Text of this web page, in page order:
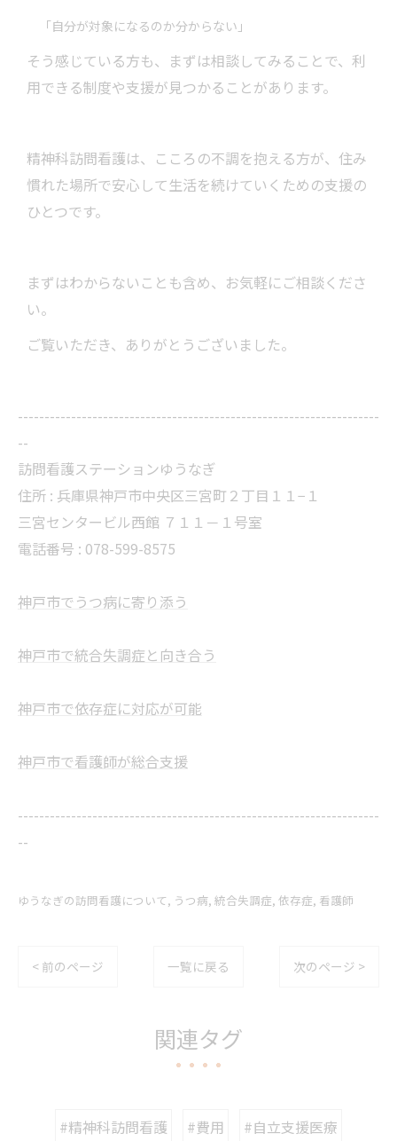
「自分が対象になるのか分からない」
そう感じている方も、まずは相談してみることで、利
用できる制度や支援が見つかることがあります。
精神科訪問看護は、こころの不調を抱える方が、住み
慣れた場所で安心して生活を続けていくための支援の
ひとつです。
まずはわからないことも含め、お気軽にご相談くださ
い。
ご覧いただき、ありがとうございました。
--------------------------------------------------------------------
--
訪問看護ステーションゆうなぎ
住所 : 兵庫県神戸市中央区三宮町２丁目１１−１
三宮センタービル西館 ７１１－１号室
電話番号 : 078-599-8575
神戸市でうつ病に寄り添う
神戸市で統合失調症と向き合う
神戸市で依存症に対応が可能
神戸市で看護師が総合支援
--------------------------------------------------------------------
--
ゆうなぎの訪問看護について うつ病 統合失調症 依存症 看護師
< 前のページ 一覧に戻る 次のページ >
関連タグ
#精神科訪問看護 #費用
#自立支援医療